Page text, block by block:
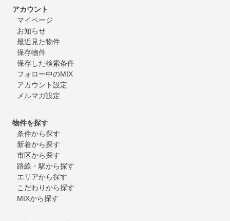
アカウント
マイページ
お知らせ
最近見た物件
保存物件
保存した検索条件
フォロー中のMIX
アカウント設定
メルマガ設定
物件を探す
条件から探す
新着から探す
市区から探す
路線・駅から探す
エリアから探す
こだわりから探す
MIXから探す